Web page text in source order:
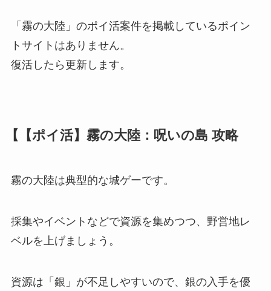
「霧の大陸」のポイ活案件を掲載しているポイン
トサイトはありません。
復活したら更新します。
【【ポイ活】霧の大陸：呪いの島 攻略
霧の大陸は典型的な城ゲーです。
採集やイベントなどで資源を集めつつ、野営地レ
ベルを上げましょう。
資源は「銀」が不足しやすいので、銀の入手を優